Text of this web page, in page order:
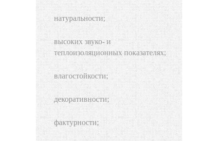
натуральности;
высоких звуко- и
теплоизоляционных показателях;
влагостойкости;
декоративности;
фактурности;